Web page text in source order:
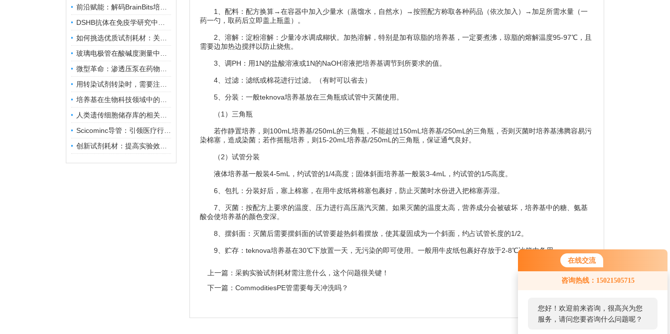
在线交流
咨询热线：15021505715
您好！欢迎前来咨询，很高兴为您
服务，请问您要咨询什么问题呢？
1、配料：配方换算→在容器中加入少量水（蒸馏水，自然水）→按照配方称取各种药品（依次加入）→加足所需水量（一
药一勺，取药后立即盖上瓶盖）。
2、溶解：淀粉溶解：少量冷水调成糊状。加热溶解，特别是加有琼脂的培养基，一定要煮沸，琼脂的熔解温度95-97℃，且
需要边加热边搅拌以防止烧焦。
3、调PH：用1N的盐酸溶液或1N的NaOH溶液把培养基调节到所要求的值。
4、过滤：滤纸或棉花进行过滤。（有时可以省去）
5、分装：一般teknova培养基放在三角瓶或试管中灭菌使用。
（1）三角瓶
若作静置培养，则100mL培养基/250mL的三角瓶，不能超过150mL培养基/250mL的三角瓶，否则灭菌时培养基沸腾容易污
染棉塞，造成染菌；若作摇瓶培养，则15-20mL培养基/250mL的三角瓶，保证通气良好。
（2）试管分装
液体培养基一般装4-5mL，约试管的1/4高度；固体斜面培养基一般装3-4mL，约试管的1/5高度。
6、包扎：分装好后，塞上棉塞，在用牛皮纸将棉塞包裹好，防止灭菌时水份进入把棉塞弄湿。
7、灭菌：按配方上要求的温度、压力进行高压蒸汽灭菌。如果灭菌的温度太高，营养成分会被破坏，培养基中的糖、氨基
酸会使培养基的颜色变深。
8、摆斜面：灭菌后需要摆斜面的试管要趁热斜着摆放，使其凝固成为一个斜面，约占试管长度的1/2。
9、贮存：teknova培养基在30℃下放置一天，无污染的即可使用。一般用牛皮纸包裹好存放于2-8℃冰箱中备用。
上一篇： 采购实验试剂耗材需注意什么，这个问题很关键！
下一篇： CommoditiesPE管需要每天冲洗吗？